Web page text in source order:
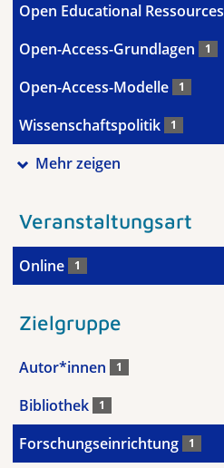
Open Educational Ressources
Open-Access-Grundlagen 1
Open-Access-Modelle 1
Wissenschaftspolitik 1
Mehr zeigen
Veranstaltungsart
Online 1
Zielgruppe
Autor*innen 1
Bibliothek 1
Forschungseinrichtung 1